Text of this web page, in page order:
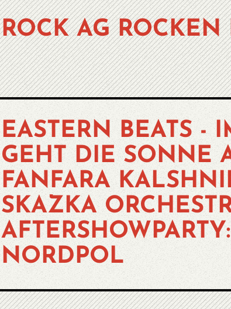
ROCK AG
EASTERN BEATS -
GEHT DIE SONNE
FANFARA
SKAZKA
NORDPOL